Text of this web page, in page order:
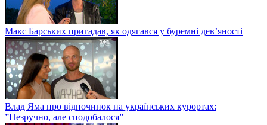
Макс Барських пригадав, як одягався у буремні дев’яності
Влад Яма про відпочинок на українських курортах:
”Незручно, але сподобалося”